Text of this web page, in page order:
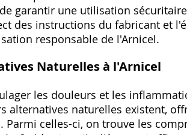
garantir une utilisation
des instructions du fabricant et
responsable de l'Arnicel.
Naturelles à l'Arnicel
les douleurs et les
alternatives naturelles existent,
Parmi celles-ci, on trouve les